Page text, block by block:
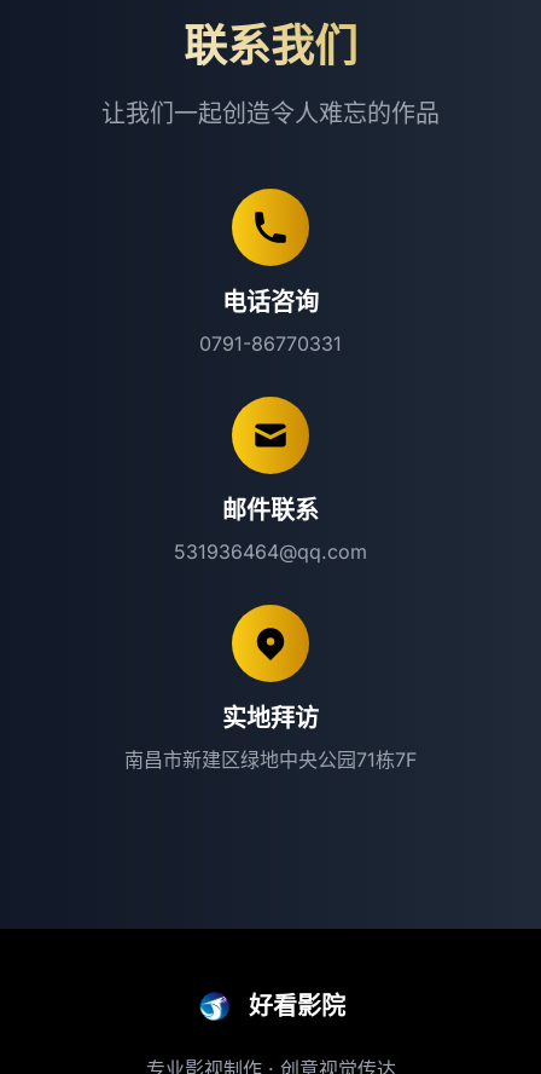
联系我们
让我们一起创造令人难忘的作品
电话咨询
0791-86770331
邮件联系
531936464@qq.com
实地拜访
南昌市新建区绿地中央公园71栋7F
好看影院
专业影视制作 · 创意视觉传达